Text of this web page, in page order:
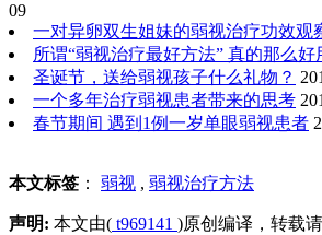
09
一对异卵双生姐妹的弱视治疗功效观
所谓“弱视治疗最好方法” 真的那么好
圣诞节，送给弱视孩子什么礼物？
一个多年治疗弱视患者带来的思考
春节期间 遇到1例一岁单眼弱视患者
本文标签 ： 弱视 , 弱视治疗方法
声明: 本文由( t969141 )原创编译，转载